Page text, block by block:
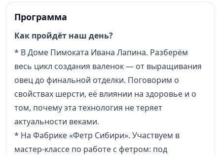
Программа
Как пройдёт наш день?
* В Доме Пимоката Ивана Лапина. Разберём
весь цикл создания валенок — от выращивания
овец до финальной отделки. Поговорим о
свойствах шерсти, её влиянии на здоровье и о
том, почему эта технология не теряет
актуальности веками.
* На Фабрике «Фетр Сибири». Участвуем в
мастер‑классе по работе с фетром: под